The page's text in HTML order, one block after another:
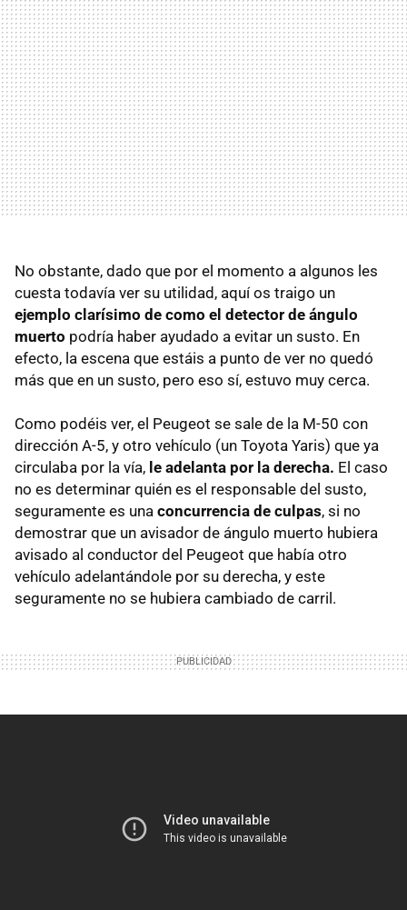
No obstante, dado que por el momento a algunos les
cuesta todavía ver su utilidad, aquí os traigo un
ejemplo clarísimo de como el detector de ángulo
muerto podría haber ayudado a evitar un susto. En
efecto, la escena que estáis a punto de ver no quedó
más que en un susto, pero eso sí, estuvo muy cerca.
Como podéis ver, el Peugeot se sale de la M-50 con
dirección A-5, y otro vehículo (un Toyota Yaris) que ya
circulaba por la vía, le adelanta por la derecha. El caso
no es determinar quién es el responsable del susto,
seguramente es una concurrencia de culpas, si no
demostrar que un avisador de ángulo muerto hubiera
avisado al conductor del Peugeot que había otro
vehículo adelantándole por su derecha, y este
seguramente no se hubiera cambiado de carril.